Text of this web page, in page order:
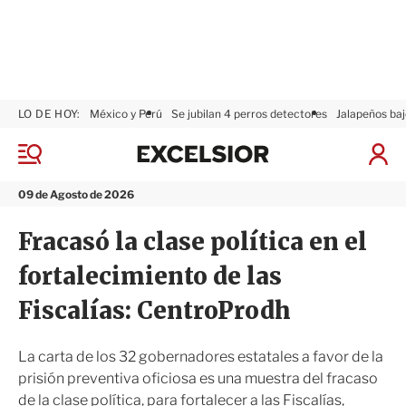
M
n
09 de Agosto de 2026
LO DE HOY: México y Perú Se jubilan 4 perros detectores Jalapeños
I
ó
n
x
s
i
r
Fracasó la clase política en el
fortalecimiento de las
Fiscalías: CentroProdh
La carta de los 32 gobernadores estatales a favor de la
prisión preventiva oficiosa es una muestra del fracaso
de la clase política, para fortalecer a las Fiscalías,